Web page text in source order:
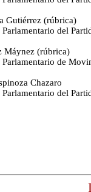
Gutiérrez (rúbrica)
del
Máynez (rúbrica)
de
Chazaro
del